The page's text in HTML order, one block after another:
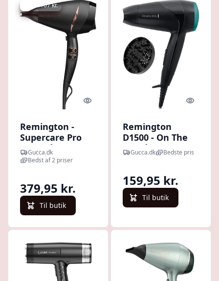
Spar -107 kr.
Quick look
Remington -
Supercare Pro
2200 Hårtørrer
Gucca.dk
Bedst af 2 priser
379,95 kr.
Til butik
Quick
Remington
D1500 - On The
Go Hårtørrer -
2000w
Gucca.dk Bedste pris
159,95 kr.
Til butik